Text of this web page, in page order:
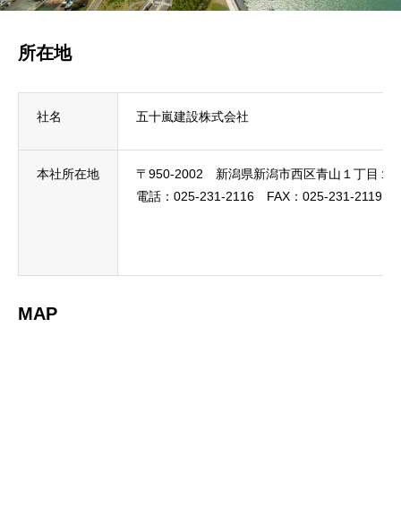
所在地
社名 五十嵐建設株式会社
本社所在地
〒950-2002 新潟県新潟市西区青山１丁目１
電話：025-231-2116 FAX：025-231-2119
MAP